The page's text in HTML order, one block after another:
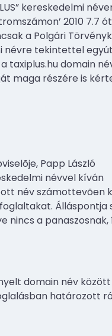
kereskedelmi
2010 7.7
a Polgári
névre tekintettel
taxiplus.hu domain
maga részére is
Papp László
névvel kíván
név számottevõen
Álláspontja
nincs a panaszosnak,
domain név között
határozott